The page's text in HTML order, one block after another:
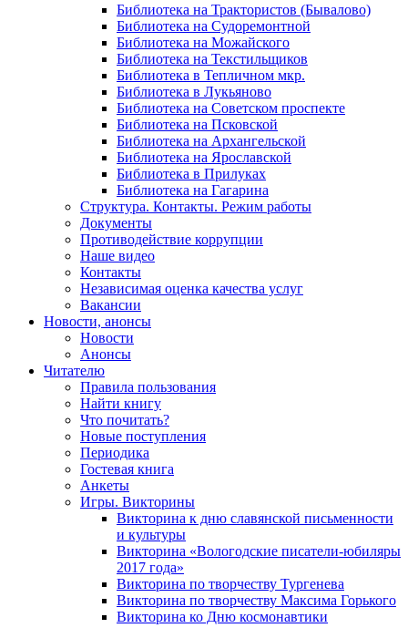
Библиотека на Трактористов (Бывалово)
Библиотека на Судоремонтной
Библиотека на Можайского
Библиотека на Текстильщиков
Библиотека в Тепличном мкр.
Библиотека в Лукьяново
Библиотека на Советском проспекте
Библиотека на Псковской
Библиотека на Архангельской
Библиотека на Ярославской
Библиотека в Прилуках
Библиотека на Гагарина
Структура. Контакты. Режим работы
Документы
Противодействие коррупции
Наше видео
Контакты
Независимая оценка качества услуг
Вакансии
Новости, анонсы
Новости
Анонсы
Читателю
Правила пользования
Найти книгу
Что почитать?
Новые поступления
Периодика
Гостевая книга
Анкеты
Игры. Викторины
Викторина к дню славянской письменности
и культуры
Викторина «Вологодские писатели-юбиляры
2017 года»
Викторина по творчеству Тургенева
Викторина по творчеству Максима Горького
Викторина ко Дню космонавтики